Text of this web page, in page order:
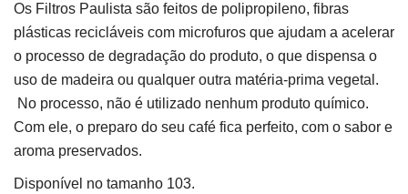
Os Filtros Paulista são feitos de polipropileno, fibras
plásticas recicláveis com microfuros que ajudam a acelerar
o processo de degradação do produto, o que dispensa o
uso de madeira ou qualquer outra matéria-prima vegetal.
No processo, não é utilizado nenhum produto químico.
Com ele, o preparo do seu café fica perfeito, com o sabor e
aroma preservados.
Disponível no tamanho 103.